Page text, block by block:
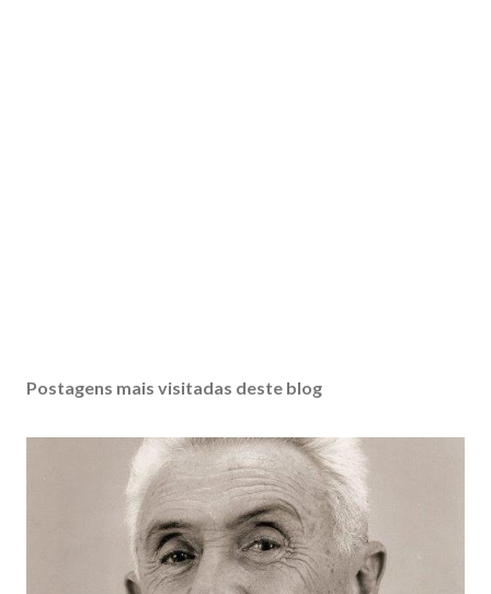
Postagens mais visitadas deste blog